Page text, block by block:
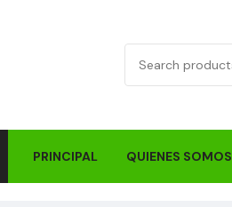
PRINCIPAL QUIENES SOMOS